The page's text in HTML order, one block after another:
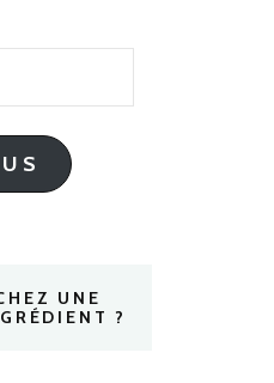
UNE
?